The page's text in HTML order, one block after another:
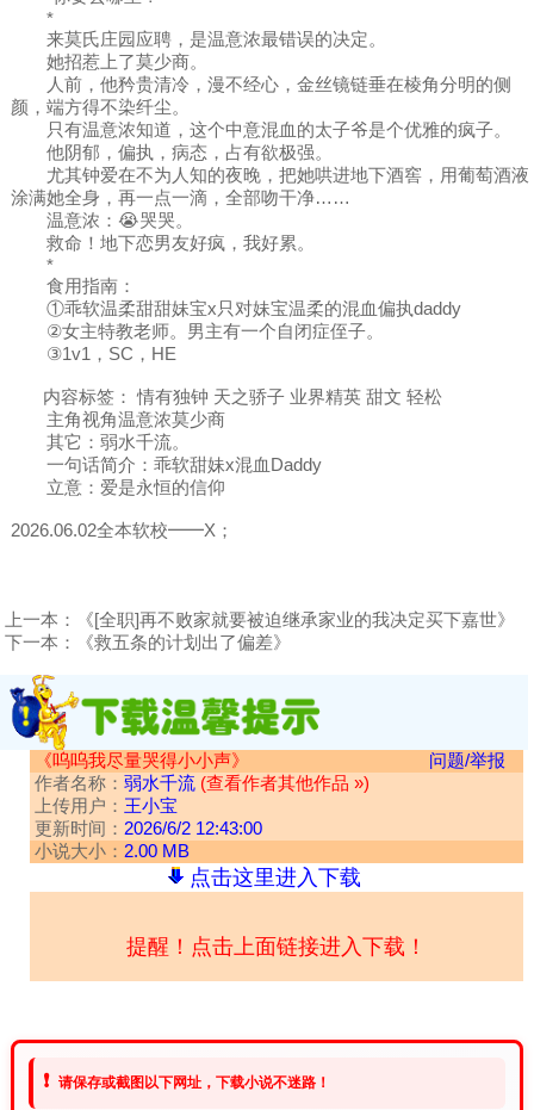
*
来莫氏庄园应聘，是温意浓最错误的决定。
她招惹上了莫少商。
人前，他矜贵清冷，漫不经心，金丝镜链垂在棱角分明的侧
颜，端方得不染纤尘。
只有温意浓知道，这个中意混血的太子爷是个优雅的疯子。
他阴郁，偏执，病态，占有欲极强。
尤其钟爱在不为人知的夜晚，把她哄进地下酒窖，用葡萄酒液
涂满她全身，再一点一滴，全部吻干净……
温意浓：😭哭哭。
救命！地下恋男友好疯，我好累。
*
食用指南：
①乖软温柔甜甜妹宝x只对妹宝温柔的混血偏执daddy
②女主特教老师。男主有一个自闭症侄子。
③1v1，SC，HE
内容标签： 情有独钟 天之骄子 业界精英 甜文 轻松
主角视角温意浓莫少商
其它：弱水千流。
一句话简介：乖软甜妹x混血Daddy
立意：爱是永恒的信仰
2026.06.02全本软校━━X；
上一本：
《[全职]再不败家就要被迫继承家业的我决定买下嘉世》
下一本：
《救五条的计划出了偏差》
《呜呜我尽量哭得小小声》
问题/举报
作者名称： 弱水千流 (查看作者其他作品 »)
上传用户： 王小宝
更新时间： 2026/6/2 12:43:00
小说大小： 2.00 MB
点击这里进入下载
提醒！点击上面链接进入下载！
❗ 请保存或截图以下网址，下载小说不迷路！